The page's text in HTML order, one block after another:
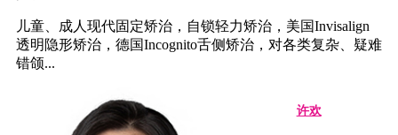
儿童、成人现代固定矫治，自锁轻力矫治，美国Invisalign
透明隐形矫治，德国Incognito舌侧矫治，对各类复杂、疑难
错颌...
许欢